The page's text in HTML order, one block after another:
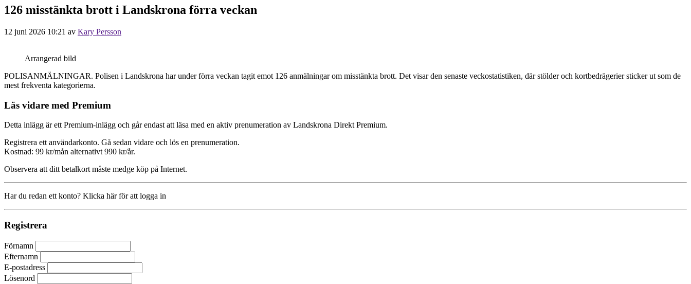
126 misstänkta brott i Landskrona förra veckan
12 juni 2026 10:21 av Kary Persson
Arrangerad bild
POLISANMÄLNINGAR. Polisen i Landskrona har under förra veckan tagit emot 126 anmälningar om misstänkta brott. Det visar den senaste veckostatistiken, där stölder och kortbedrägerier sticker ut som de
mest frekventa kategorierna.
Läs vidare med Premium
Detta inlägg är ett Premium-inlägg och går endast att läsa med en aktiv prenumeration av Landskrona Direkt Premium.
Registrera ett användarkonto. Gå sedan vidare och lös en prenumeration.
Kostnad: 99 kr/mån alternativt 990 kr/år.
Observera att ditt betalkort måste medge köp på Internet.
Har du redan ett konto? Klicka här för att logga in
Registrera
Förnamn
Efternamn
E-postadress
Lösenord